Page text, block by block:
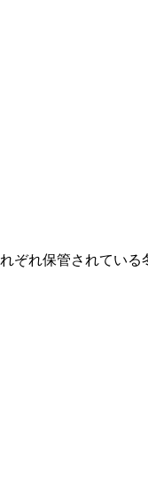
ぞれ保管されてい